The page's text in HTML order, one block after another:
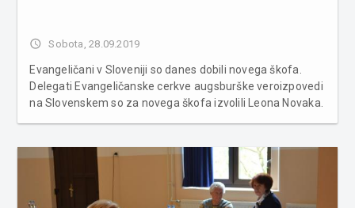
access_time Sobota, 28.09.2019
Evangeličani v Sloveniji so danes dobili novega škofa.
Delegati Evangeličanske cerkve augsburške veroizpovedi
na Slovenskem so za novega škofa izvolili Leona Novaka.
Slovenskem, so na tajne...